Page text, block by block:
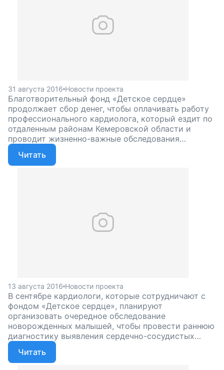
31 августа 2016 Новости проекта
Благотворительный фонд «Детское сердце»
продолжает сбор денег, чтобы оплачивать работу
профессионального кардиолога, который ездит по
отдаленным районам Кемеровской области и
проводит жизненно-важные обследования
новорожденных малышей. Чтобы сотням малышей
вовремя выявили болезнь и помогли, нужна ваша
поддержка!
Читать
13 августа 2016 Новости проекта
В сентябре кардиологи, которые сотрудничают с
фондом «Детское сердце», планируют
организовать очередное обследование
новорожденных малышей, чтобы провести раннюю
диагностику выявления сердечно-сосудистых
патологий. Для этого необходимо срочно собрать
10 000 рублей.
Читать